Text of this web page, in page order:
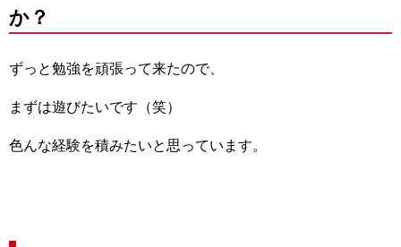
か？
ずっと勉強を頑張って来たので、
まずは遊びたいです（笑）
色んな経験を積みたいと思っています。